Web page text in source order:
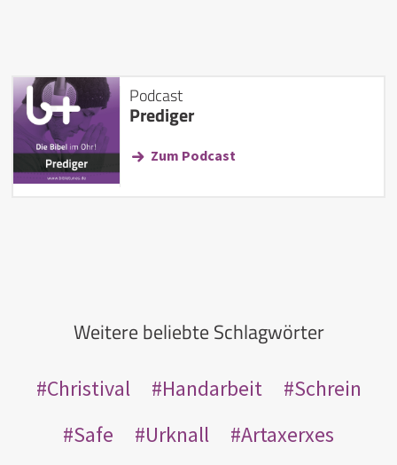
Podcast
Prediger
Zum Podcast
Weitere beliebte Schlagwörter
Christival Handarbeit
Schrein
Safe
Urknall
Artaxerxes